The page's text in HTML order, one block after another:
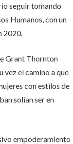
seguir tomando
Humanos, con un
2020.
Grant Thornton
vez el camino a que
con estilos de
solían ser en
empoderamiento